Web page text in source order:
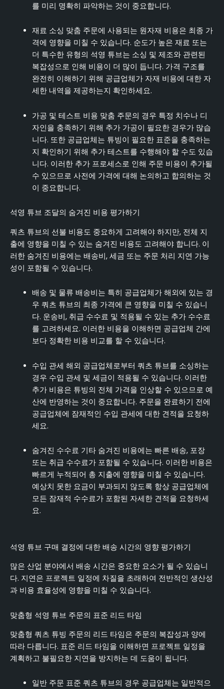
를 미리 명확히 파악하는 것이 중요합니다.
재료 소싱 맞춤 주문에 사용되는 원자재 비용은 최종 가
격에 영향을 미칠 수 있습니다. 순도가 높은 재료 또는
더 특수한 유형의 석영 튜브는 소싱 및 제조와 관련된
복잡성으로 인해 비용이 더 많이 듭니다. 가격 구조를
완전히 이해하기 위해 공급업체가 자재 비용에 대한 자
세한 내역을 제공하는지 확인하세요.
가공 및 테스트 비용 맞춤 주문의 경우 특정 치수나 디
자인을 충족하기 위해 추가 가공이 필요한 경우가 많습
니다. 또한 공급업체는 튜빙이 필요한 표준을 충족하는
지 확인하기 위해 추가 테스트를 수행해야 할 수도 있습
니다. 이러한 추가 프로세스로 인해 주문 비용이 추가될
수 있으므로 사전에 가격에 대해 논의하고 합의하는 것
이 중요합니다.
석영 튜브 조달의 숨겨진 비용 평가하기
쿼츠 튜브의 선불 비용도 중요하게 고려해야 하지만, 전체 지
출에 영향을 미칠 수 있는 숨겨진 비용도 고려해야 합니다. 이
러한 숨겨진 비용에는 배송비, 세금 또는 주문 처리 지연 가능
성이 포함될 수 있습니다.
배송 및 물류 배송비는 특히 공급업체가 해외에 있는 경
우 쿼츠 튜브의 최종 가격에 큰 영향을 미칠 수 있습니
다. 운송비, 취급 수수료 및 적용될 수 있는 추가 수수료
를 고려하세요. 이러한 비용을 이해하면 공급업체 간에
보다 정확한 비용 비교를 할 수 있습니다.
수입 관세 해외 공급업체로부터 쿼츠 튜브를 소싱하는
경우 수입 관세 및 세금이 적용될 수 있습니다. 이러한
추가 비용은 튜빙의 전체 가격을 인상할 수 있으므로 예
산에 반영하는 것이 중요합니다. 주문을 완료하기 전에
공급업체에 잠재적인 수입 관세에 대한 견적을 요청하
세요.
숨겨진 수수료 기타 숨겨진 비용에는 빠른 배송, 포장
또는 취급 수수료가 포함될 수 있습니다. 이러한 비용은
빠르게 누적되어 총 지출에 영향을 미칠 수 있습니다.
예상치 못한 요금이 부과되지 않도록 항상 공급업체에
모든 잠재적 수수료가 포함된 자세한 견적을 요청하세
요.
석영 튜브 구매 결정에 대한 배송 시간의 영향 평가하기
많은 산업 분야에서 배송 시간은 중요한 요소가 될 수 있습니
다. 지연은 프로젝트 일정에 차질을 초래하여 전반적인 생산성
과 비용 효율성에 영향을 미칠 수 있습니다.
맞춤형 석영 튜브 주문의 표준 리드 타임
맞춤형 쿼츠 튜빙 주문의 리드 타임은 주문의 복잡성과 양에
따라 다릅니다. 표준 리드 타임을 이해하면 프로젝트 일정을
계획하고 불필요한 지연을 방지하는 데 도움이 됩니다.
일반 주문 표준 쿼츠 튜브의 경우 공급업체는 일반적으